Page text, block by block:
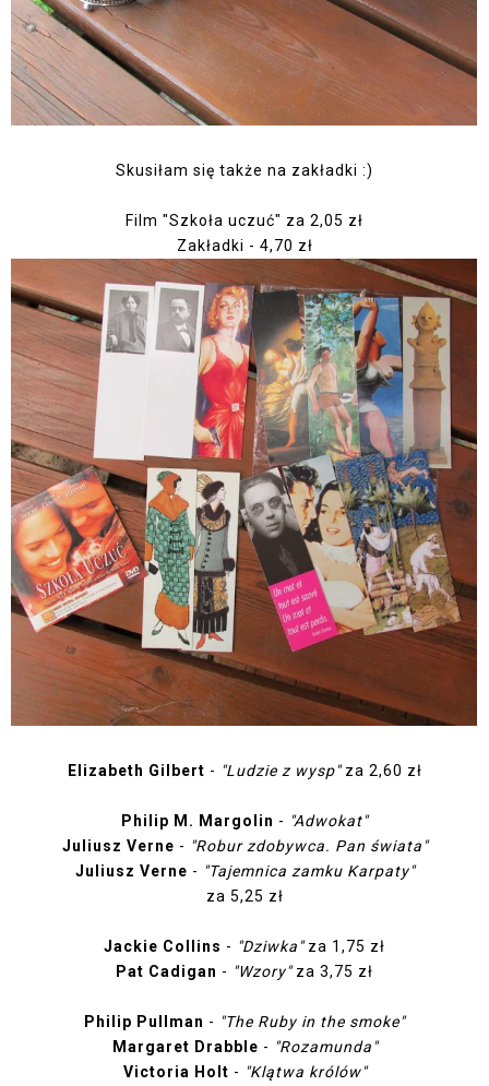
Skusiłam się także na zakładki :)
Film "Szkoła uczuć" za 2,05 zł
Zakładki - 4,70 zł
Elizabeth Gilbert - "Ludzie z wysp"za 2,60 zł
Philip M. Margolin - "Adwokat"
Juliusz Verne - "Robur zdobywca. Pan świata"
Juliusz Verne - "Tajemnica zamku Karpaty"
za 5,25 zł
Jackie Collins - "Dziwka"za 1,75 zł
Pat Cadigan - "Wzory"za 3,75 zł
Philip Pullman - "The Ruby in the smoke"
Margaret Drabble - "Rozamunda"
Victoria Holt - "Klątwa królów"